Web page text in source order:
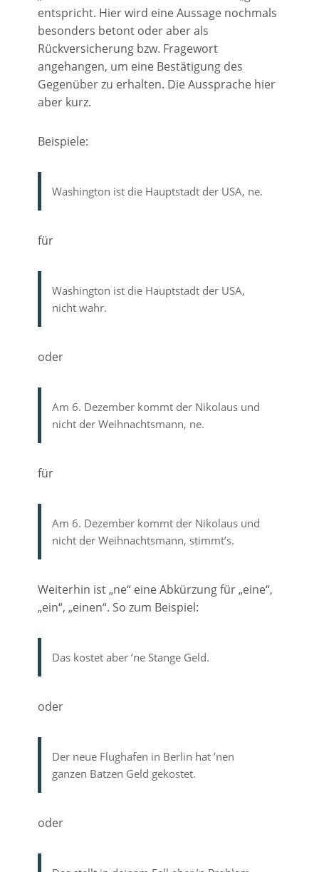
entspricht. Hier wird eine Aussage nochmals
besonders betont oder aber als
Rückversicherung bzw. Fragewort
angehangen, um eine Bestätigung des
Gegenüber zu erhalten. Die Aussprache hier
aber kurz.
Beispiele:
Washington ist die Hauptstadt der USA, ne.
für
Washington ist die Hauptstadt der USA,
nicht wahr.
oder
Am 6. Dezember kommt der Nikolaus und
nicht der Weihnachtsmann, ne.
für
Am 6. Dezember kommt der Nikolaus und
nicht der Weihnachtsmann, stimmt’s.
Weiterhin ist „ne“ eine Abkürzung für „eine“,
„ein“, „einen“. So zum Beispiel:
Das kostet aber ’ne Stange Geld.
oder
Der neue Flughafen in Berlin hat ’nen
ganzen Batzen Geld gekostet.
oder